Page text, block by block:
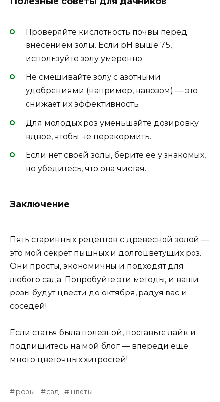
Проверяйте кислотность почвы перед
внесением золы. Если pH выше 7.5,
используйте золу умеренно.
Не смешивайте золу с азотными
удобрениями (например, навозом) — это
снижает их эффективность.
Для молодых роз уменьшайте дозировку
вдвое, чтобы не перекормить.
Если нет своей золы, берите её у знакомых,
но убедитесь, что она чистая.
Заключение
Пять старинных рецептов с древесной золой —
это мой секрет пышных и долгоцветущих роз.
Они просты, экономичны и подходят для
любого сада. Попробуйте эти методы, и ваши
розы будут цвести до октября, радуя вас и
соседей!
Если статья была полезной, поставьте лайк и
подпишитесь на мой блог — впереди ещё
много цветочных хитростей!
розы сад цветы